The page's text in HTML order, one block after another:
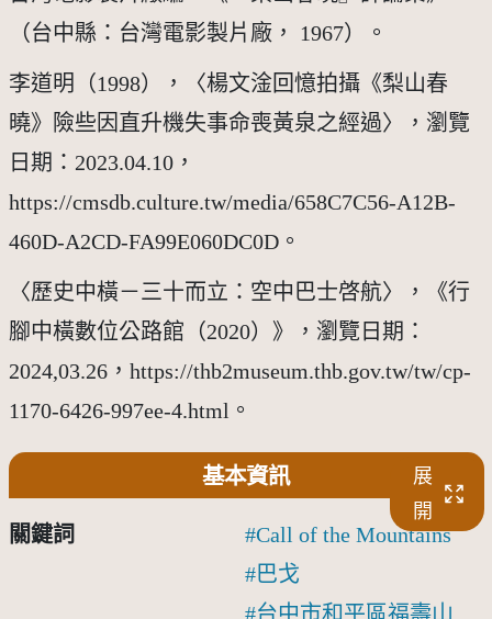
（台中縣：台灣電影製片廠， 1967）。
李道明（1998），〈楊文淦回憶拍攝《梨山春
曉》險些因直升機失事命喪黃泉之經過〉，瀏覽
日期：2023.04.10，
https://cmsdb.culture.tw/media/658C7C56-A12B-
460D-A2CD-FA99E060DC0D。
〈歷史中橫－三十而立：空中巴士啓航〉，《行
腳中橫數位公路館（2020）》，瀏覽日期：
2024,03.26，https://thb2museum.thb.gov.tw/tw/cp-
1170-6426-997ee-4.html。
基本資訊
展
開
關鍵詞
Call of the Mountains
巴戈
台中市和平區福壽山